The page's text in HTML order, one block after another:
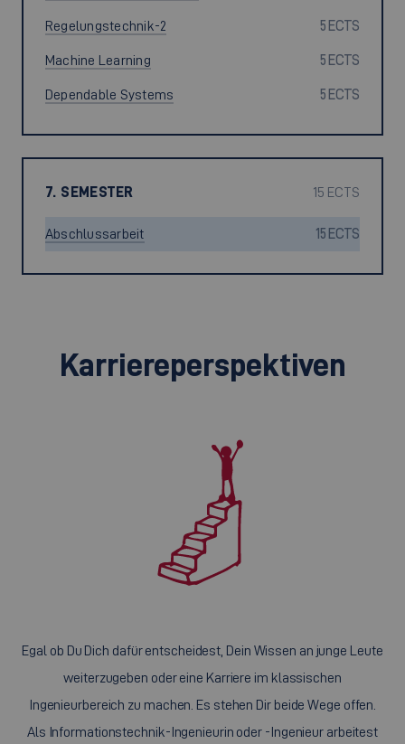
Regelungstechnik-2 5 ECTS
Machine Learning 5 ECTS
Dependable Systems 5 ECTS
7. SEMESTER 15 ECTS
Abschlussarbeit 15 ECTS
Karriereperspektiven
Egal ob Du Dich dafür entscheidest, Dein Wissen an junge Leute
weiterzugeben oder eine Karriere im klassischen
Ingenieurbereich zu machen. Es stehen Dir beide Wege offen.
Als Informationstechnik-Ingenieurin oder -Ingenieur arbeitest